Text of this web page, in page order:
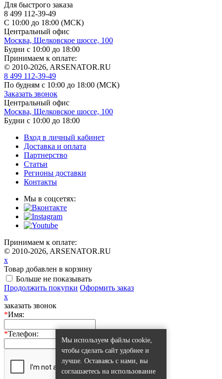
Мы используем файлы cookie,
чтобы сделать сайт удобнее и
лучше. Оставаясь с нами, вы
соглашаетесь на использование
Для быстрого заказа
8 499 112-39-49
С 10:00 до 18:00 (МСК)
Центральный офис
Москва, Щелковское шоссе, 100
Будни с 10:00 до 18:00
Принимаем к оплате:
© 2010-2026, ARSENATOR.RU
8 499 112-39-49
По будням с 10:00 до 18:00 (МСК)
Заказать звонок
Центральный офис
Москва, Щелковское шоссе, 100
Будни с 10:00 до 18:00
Вход в личный кабинет
Доставка и оплата
Партнерство
Статьи
Регионы доставки
Контакты
Мы в соцсетях:
Принимаем к оплате:
© 2010-2026, ARSENATOR.RU
x
Товар добавлен в корзину
Больше не показывать
Продолжить покупки Оформить заказ
x
заказать звонок
*Имя:
*Телефон: